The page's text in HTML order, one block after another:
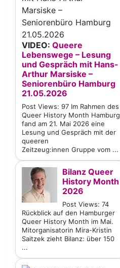
VIDEO: Queere
Lebenswege – Lesung
und Gespräch mit Hans-
Arthur Marsiske –
Seniorenbüro Hamburg
21.05.2026
Post Views: 97 Im Rahmen des
Queer History Month Hamburg
fand am 21. Mai 2026 eine
Lesung und Gespräch mit der
queeren
Zeitzeug:innen Gruppe vom ...
Bilanz Queer
History Month
2026
Post Views: 74
Rückblick auf den Hamburger
Queer History Month im Mai.
Mitorganisatorin Mira-Kristin
Saitzek zieht Bilanz: über 150
...